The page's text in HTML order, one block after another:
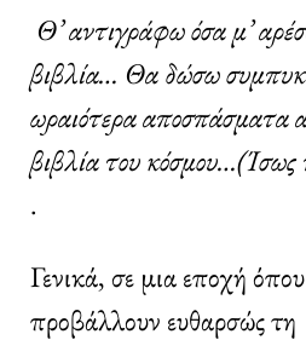
Θ’ αντιγράφω όσα μ’
βιβλία… Θα δώσω
ωραιότερα αποσπάσματα
βιβλία του κόσμου…(Ίσως
.
Γενικά, σε μια εποχή
προβάλλουν ευθαρσώς τη